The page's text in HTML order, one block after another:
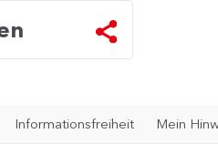
Informationsfreiheit Mein